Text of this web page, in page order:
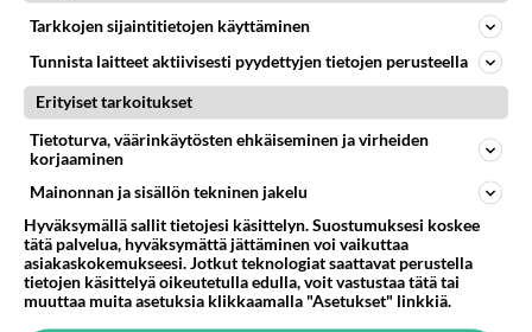
Äänestä Kommentoi
Kommentoi aloitusta...
Ketjusta on poistettu sääntöjenvastaista viestiä.
Takaisin ylös
LUETUIMMAT KESKUSTELUT
Tarkkojen sijaintitietojen käyttäminen
Tunnista laitteet aktiivisesti pyydettyjen tietojen perusteella
Erityiset tarkoitukset
Tietoturva, väärinkäytösten ehkäiseminen ja virheiden
korjaaminen
Mainonnan ja sisällön tekninen jakelu
Hyväksymällä sallit tietojesi käsittelyn. Suostumuksesi koskee
tätä palvelua, hyväksymättä jättäminen voi vaikuttaa
asiakaskokemukseesi. Jotkut teknologiat saattavat perustella
tietojen käsittelyä oikeutetulla edulla, voit vastustaa tätä tai
muuttaa muita asetuksia klikkaamalla "Asetukset" linkkiä.